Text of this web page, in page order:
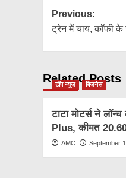
Post
Previous:
ट्रेन में चाय, कॉफी के
Related Posts
टॉप न्यूज़ बिज़नेस
टाटा मोटर्स ने
Plus, कीमत
AMC September